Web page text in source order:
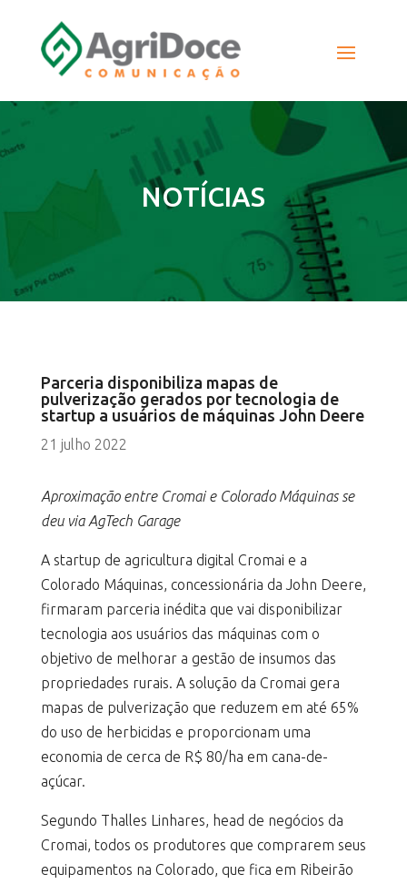
NOTÍCIAS
Parceria disponibiliza mapas de
pulverização gerados por tecnologia de
startup a usuários de máquinas John Deere
21 julho 2022
Aproximação entre Cromai e Colorado Máquinas se
deu via AgTech Garage
A startup de agricultura digital Cromai e a
Colorado Máquinas, concessionária da John Deere,
firmaram parceria inédita que vai disponibilizar
tecnologia aos usuários das máquinas com o
objetivo de melhorar a gestão de insumos das
propriedades rurais. A solução da Cromai gera
mapas de pulverização que reduzem em até 65%
do uso de herbicidas e proporcionam uma
economia de cerca de R$ 80/ha em cana-de-
açúcar.
Segundo Thalles Linhares, head de negócios da
Cromai, todos os produtores que comprarem seus
equipamentos na Colorado, que fica em Ribeirão